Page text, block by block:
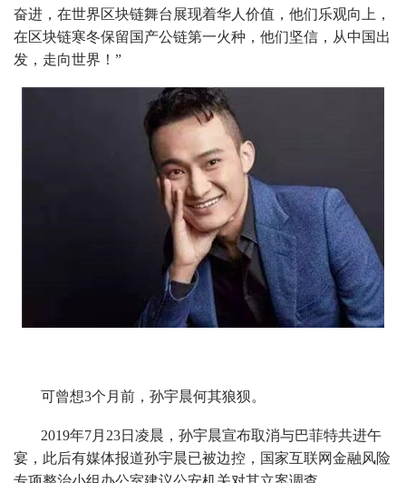
奋进，在世界区块链舞台展现着华人价值，他们乐观向上，
在区块链寒冬保留国产公链第一火种，他们坚信，从中国出
发，走向世界！”
可曾想3个月前，孙宇晨何其狼狈。
2019年7月23日凌晨，孙宇晨宣布取消与巴菲特共进午
宴，此后有媒体报道孙宇晨已被边控，国家互联网金融风险